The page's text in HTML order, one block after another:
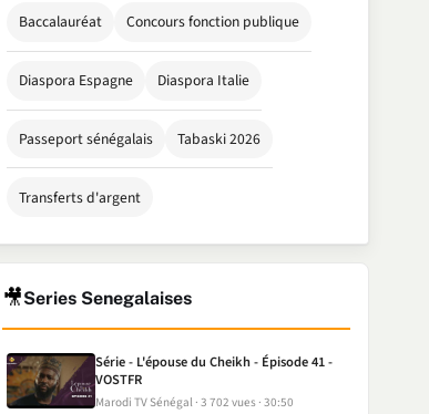
Baccalauréat Concours fonction publique
Diaspora Espagne Diaspora Italie
Passeport sénégalais Tabaski 2026
Transferts d'argent
🎥Series Senegalaises
Série - L'épouse du Cheikh - Épisode 41 -
VOSTFR
Marodi TV Sénégal 3 702 vues 30:50